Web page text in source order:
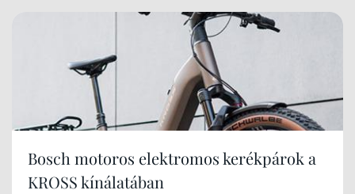
Bosch motoros elektromos kerékpárok a
KROSS kínálatában